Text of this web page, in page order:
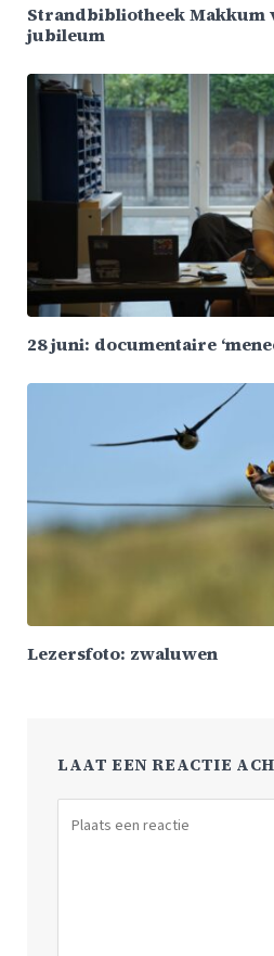
Strandbibliotheek Makkum
jubileum
28 juni: documentaire
Lezersfoto: zwaluwen
LAAT EEN REACTIE